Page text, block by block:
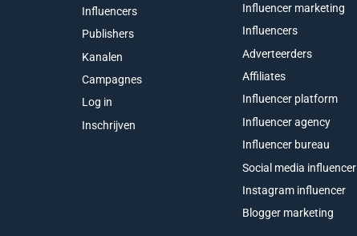
Influencers
Publishers
Kanalen
Campagnes
Log in
Inschrijven
Influencer marketing
Influencers
Adverteerders
Affiliates
Influencer platform
Influencer agency
Influencer bureau
Social media influencer
Instagram influencer
Blogger marketing